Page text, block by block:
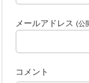
メールアドレス(公
コメント